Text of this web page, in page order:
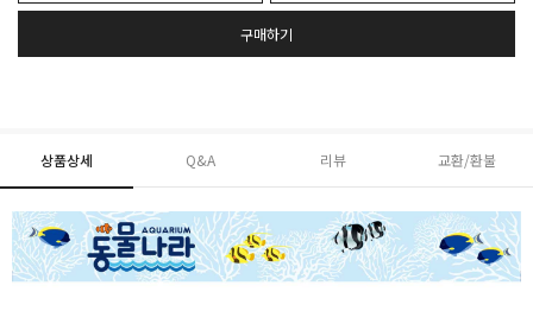
구매하기
상품상세 Q&A 리뷰 교환/환불